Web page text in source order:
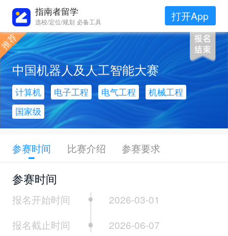
指南者留学
选校/定位/规划 必备工具 打开App
中国机器人及人工智能大赛
计算机 电子工程 电气工程
机械工程
国家级
参赛时间 比赛介绍 参赛要求
参赛时间
报名开始时间
2026-03-01
报名截止时间
2026-06-07